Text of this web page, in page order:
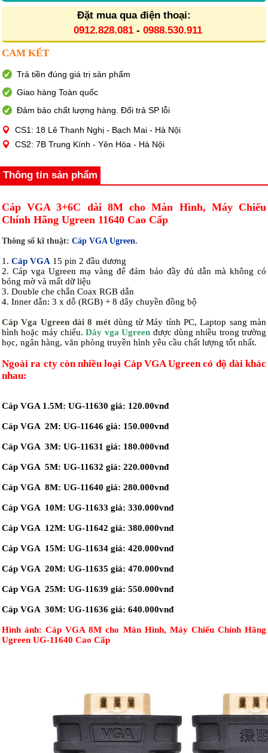
Đặt mua qua điện thoại:
0912.828.081 - 0988.530.911
CAM KẾT
Trả tiền đúng giá trị sản phẩm
Giao hàng Toàn quốc
Đảm bảo chất lượng hàng. Đổi trả SP lỗi
CS1: 18 Lê Thanh Nghị - Bạch Mai - Hà Nội
CS2: 7B Trung Kính - Yên Hòa - Hà Nội
Thông tin sản phẩm
Cáp VGA 3+6C dài 8M cho Màn Hình, Máy Chiếu
Chính Hãng Ugreen 11640 Cao Cấp
Thông số kĩ thuật: Cáp VGA Ugreen.
1. Cáp VGA 15 pin 2 đầu dương
2. Cáp vga Ugreen mạ vàng để đảm bảo đầy đủ dẫn mà không có
bóng mờ và mất dữ liệu
3. Double che chắn Coax RGB dẫn
4. Inner dẫn: 3 x dỗ (RGB) + 8 dây chuyền đồng bộ
Cáp Vga Ugreen dài 8 métdùng từ Máy tính PC, Laptop sang màn
hình hoặc máy chiếu.Dây vga Ugreen được dùng nhiều trong trường
học, ngân hàng, văn phòng truyền hình yêu cầu chất lượng tốt nhất.
Ngoài ra cty còn nhiều loại Cáp VGA Ugreencó độ dài khác
nhau:
Cáp VGA 1.5M: UG-11630 giá: 120.00vnđ
Cáp VGA 2M: UG-11646 giá: 150.000vnđ
Cáp VGA 3M: UG-11631 giá: 180.000vnđ
Cáp VGA 5M: UG-11632 giá: 220.000vnđ
Cáp VGA 8M: UG-11640 giá: 280.000vnđ
Cáp VGA 10M: UG-11633 giá: 330.000vnđ
Cáp VGA 12M: UG-11642 giá: 380.000vnđ
Cáp VGA 15M: UG-11634 giá: 420.000vnđ
Cáp VGA 20M: UG-11635 giá: 470.000vnđ
Cáp VGA 25M: UG-11639 giá: 550.000vnđ
Cáp VGA 30M: UG-11636 giá: 640.000vnđ
Hình ảnh:Cáp VGA 8M cho Màn Hình, Máy Chiếu Chính Hãng
Ugreen UG-11640 Cao Cấp